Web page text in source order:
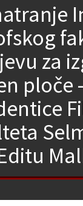
za
ploče